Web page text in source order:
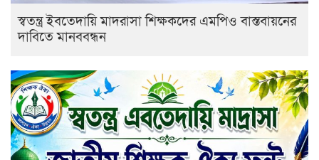
স্বতন্ত্র ইবতেদায়ি মাদরাসা শিক্ষকদের এমপিও বাস্তবায়নের
দাবিতে মানববন্ধন